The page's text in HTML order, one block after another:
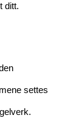
ditt.
settes